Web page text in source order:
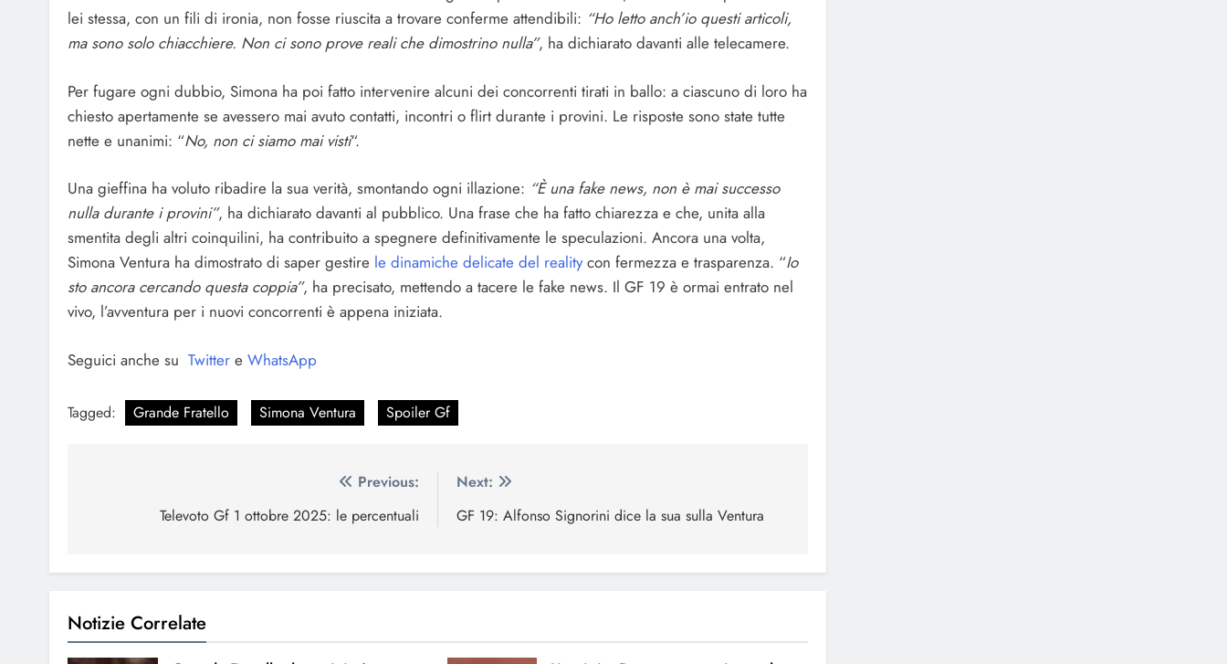
lei stessa, con un fili di ironia, non fosse riuscita a trovare conferme attendibili: “Ho letto anch’io questi articoli,
ma sono solo chiacchiere. Non ci sono prove reali che dimostrino nulla”, ha dichiarato davanti alle telecamere.
Per fugare ogni dubbio, Simona ha poi fatto intervenire alcuni dei concorrenti tirati in ballo: a ciascuno di loro ha
chiesto apertamente se avessero mai avuto contatti, incontri o flirt durante i provini. Le risposte sono state tutte
nette e unanimi: “No, non ci siamo mai visti“.
Una gieffina ha voluto ribadire la sua verità, smontando ogni illazione: “È una fake news, non è mai successo
nulla durante i provini”, ha dichiarato davanti al pubblico. Una frase che ha fatto chiarezza e che, unita alla
smentita degli altri coinquilini, ha contribuito a spegnere definitivamente le speculazioni. Ancora una volta,
Simona Ventura ha dimostrato di saper gestire le dinamiche delicate del realitycon fermezza e trasparenza. “Io
sto ancora cercando questa coppia”, ha precisato, mettendo a tacere le fake news. Il GF 19 è ormai entrato nel
vivo, l’avventura per i nuovi concorrenti è appena iniziata.
Seguici anche su Twitter e WhatsApp
Tagged: Grande Fratello Simona Ventura Spoiler Gf
Previous:
Televoto Gf 1 ottobre 2025: le percentuali
Next:
GF 19: Alfonso Signorini dice la sua sulla Ventura
Notizie Correlate